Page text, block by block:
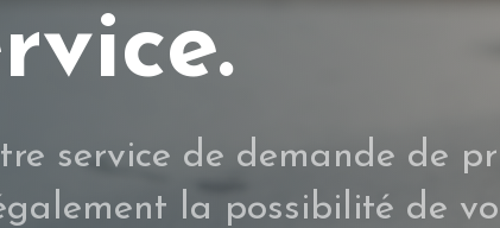
service de demande de
la possibilité de